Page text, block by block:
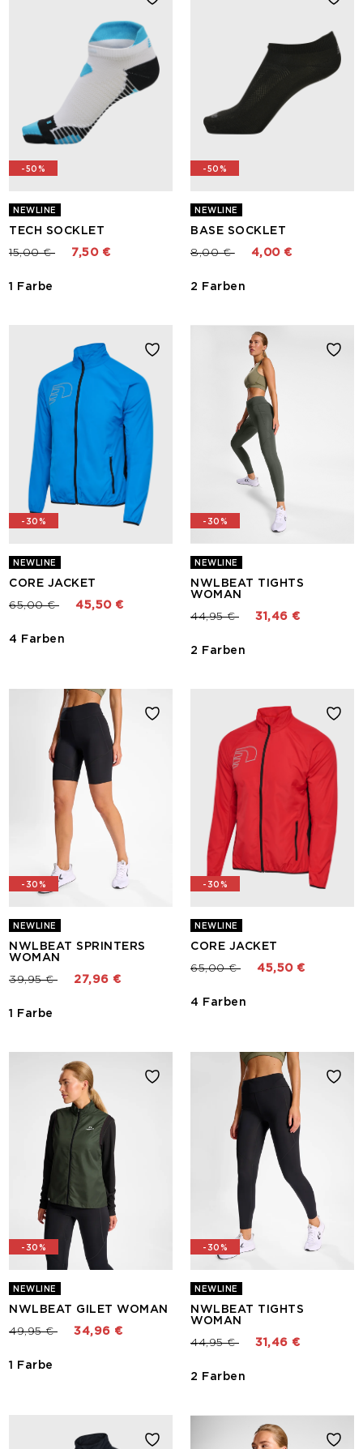
-50%
NEWLINE
TECH SOCKLET
Preis reduziert von
15,00 €bis 7,50 €
1 Farbe
-50%
NEWLINE
BASE SOCKLET
Preis reduziert von
8,00 €bis 4,00 €
2 Farben
-30%
NEWLINE
CORE JACKET
Preis reduziert von
65,00 €bis 45,50 €
4 Farben
-30%
NEWLINE
NWLBEAT TIGHTS
WOMAN
Preis reduziert von
44,95 €bis 31,46 €
2 Farben
-30%
NEWLINE
NWLBEAT SPRINTERS
WOMAN
Preis reduziert von
39,95 €bis 27,96 €
1 Farbe
-30%
NEWLINE
CORE JACKET
Preis reduziert von
65,00 €bis 45,50 €
4 Farben
-30%
NEWLINE
NWLBEAT GILET WOMAN
Preis reduziert von
49,95 €bis 34,96 €
1 Farbe
-30%
NEWLINE
NWLBEAT TIGHTS
WOMAN
Preis reduziert von
44,95 €bis 31,46 €
2 Farben